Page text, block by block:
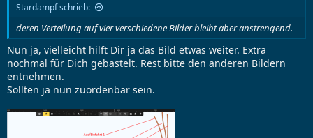
Stardampf schrieb:
deren Verteilung auf vier verschiedene Bilder bleibt aber anstrengend.
Nun ja, vielleicht hilft Dir ja das Bild etwas weiter. Extra
nochmal für Dich gebastelt. Rest bitte den anderen Bildern
entnehmen.
Sollten ja nun zuordenbar sein.